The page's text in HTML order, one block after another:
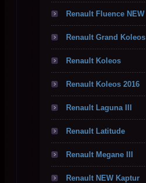
Renault Fluence NEW
Renault Grand Koleos
Renault Koleos
Renault Koleos 2016
Renault Laguna III
Renault Latitude
Renault Megane III
Renault NEW Kaptur